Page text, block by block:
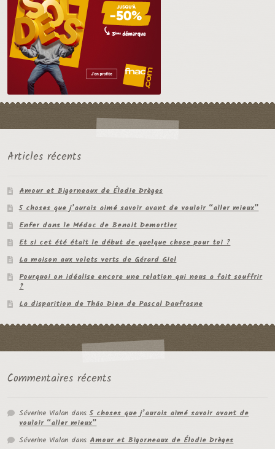
Articles récents
Amour et Bigorneaux de Élodie Drèges
5 choses que j’aurais aimé savoir avant de vouloir “aller mieux”
Enfer dans le Médoc de Benoit Demortier
Et si cet été était le début de quelque chose pour toi ?
La maison aux volets verts de Gérard Giel
Pourquoi on idéalise encore une relation qui nous a fait souffrir
?
La disparition de Thâo Dien de Pascal Daufrasne
Commentaires récents
Séverine Vialon dans5 choses que j’aurais aimé savoir avant de
vouloir “aller mieux”
Séverine Vialon dansAmour et Bigorneaux de Élodie Drèges